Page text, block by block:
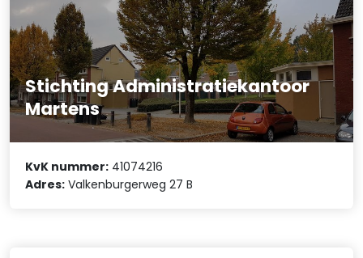
Stichting Administratiekantoor
Martens
KvK nummer: 41074216
Adres: Valkenburgerweg 27 B